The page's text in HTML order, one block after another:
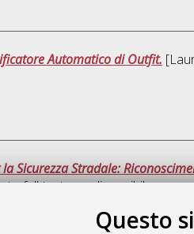
Questo
Automatico di Outfit.
Sicurezza Stradale:
full-text non disponibile